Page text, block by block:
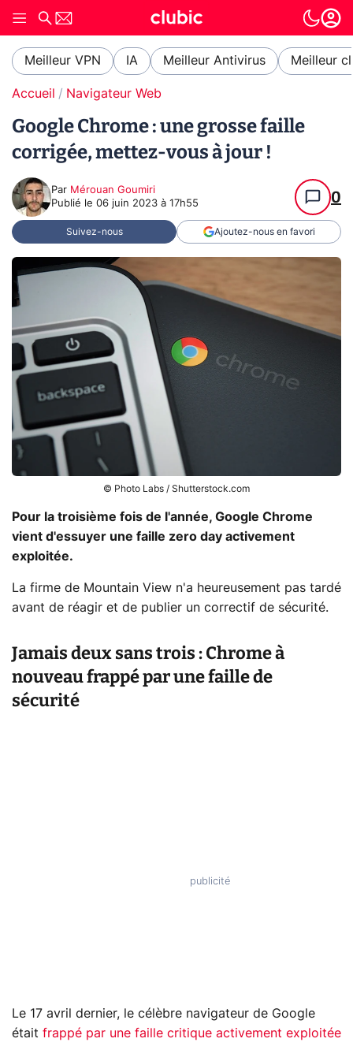
Meilleur VPN IA Meilleur Antivirus Meilleur
Accueil Navigateur Web
Google Chrome : une grosse faille
corrigée, mettez-vous à jour !
Par Mérouan Goumiri
Publié le 06 juin 2023 à 17h55 0
Suivez-nous Ajoutez-nous en favori
© Photo Labs / Shutterstock.com
Pour la troisième fois de l'année, Google Chrome
vient d'essuyer une faille zero day activement
exploitée.
La firme de Mountain View n'a heureusement pas tardé
avant de réagir et de publier un correctif de sécurité.
Jamais deux sans trois : Chrome à
nouveau frappé par une faille de
sécurité
Le 17 avril dernier, le célèbre navigateur de Google
était frappé par une faille critique activement exploitée